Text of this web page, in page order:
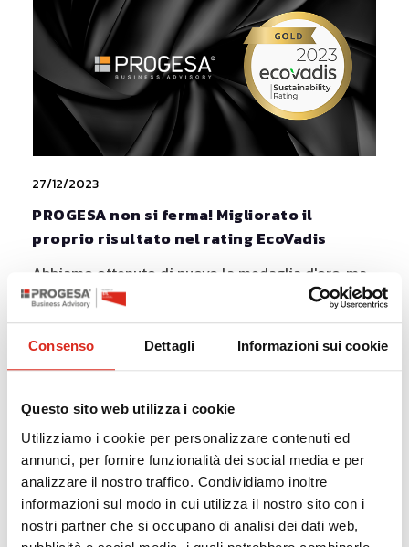
Consenso Dettagli Informazioni sui cookie
Questo sito web utilizza i cookie
Utilizziamo i cookie per personalizzare contenuti ed
annunci, per fornire funzionalità dei social media e per
analizzare il nostro traffico. Condividiamo inoltre
informazioni sul modo in cui utilizza il nostro sito con i
nostri partner che si occupano di analisi dei dati web,
27/12/2023
PROGESA non si ferma! Migliorato il
proprio risultato nel rating EcoVadis
Abbiamo ottenuto di nuovo la medaglia d'oro, ma
abbiamo migliorato i nostri risultati!
Leggi la news